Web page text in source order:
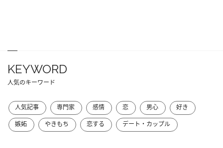
KEYWORD
人気のキーワード
人気記事 専門家 感情 恋 男心
好き
嫉妬
やきもち 恋する デート・カップル